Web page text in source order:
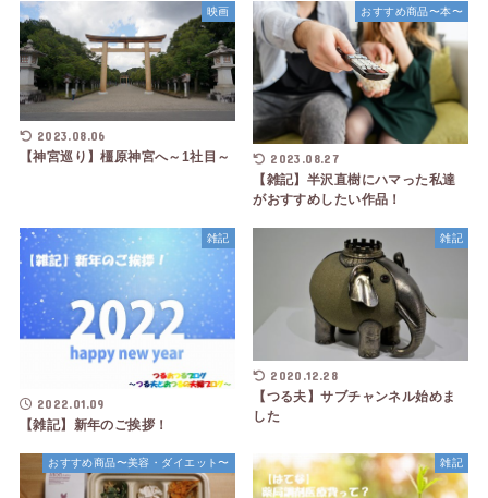
映画
2023.08.06
【神宮巡り】橿原神宮へ～1社目～
おすすめ商品〜本〜
2023.08.27
【雑記】半沢直樹にハマった私達
がおすすめしたい作品！
雑記
2022.01.09
【雑記】新年のご挨拶！
雑記
2020.12.28
【つる夫】サブチャンネル始めま
した
おすすめ商品〜美容・ダイエット〜 雑記